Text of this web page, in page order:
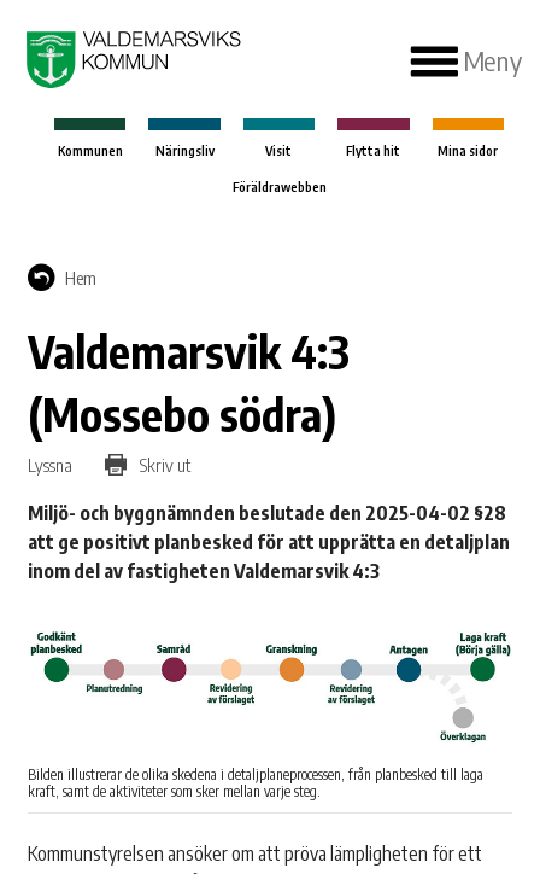
Meny
Kommunen Näringsliv Visit Flytta hit Mina sidor
Föräldrawebben
Hem
Valdemarsvik 4:3
(Mossebo södra)
Lyssna Skriv ut
Miljö- och byggnämnden beslutade den 2025-04-02 §28
att ge positivt planbesked för att upprätta en detaljplan
inom del av fastigheten Valdemarsvik 4:3
Bilden illustrerar de olika skedena i detaljplaneprocessen, från planbesked till laga
kraft, samt de aktiviteter som sker mellan varje steg.
Kommunstyrelsen ansöker om att pröva lämpligheten för ett